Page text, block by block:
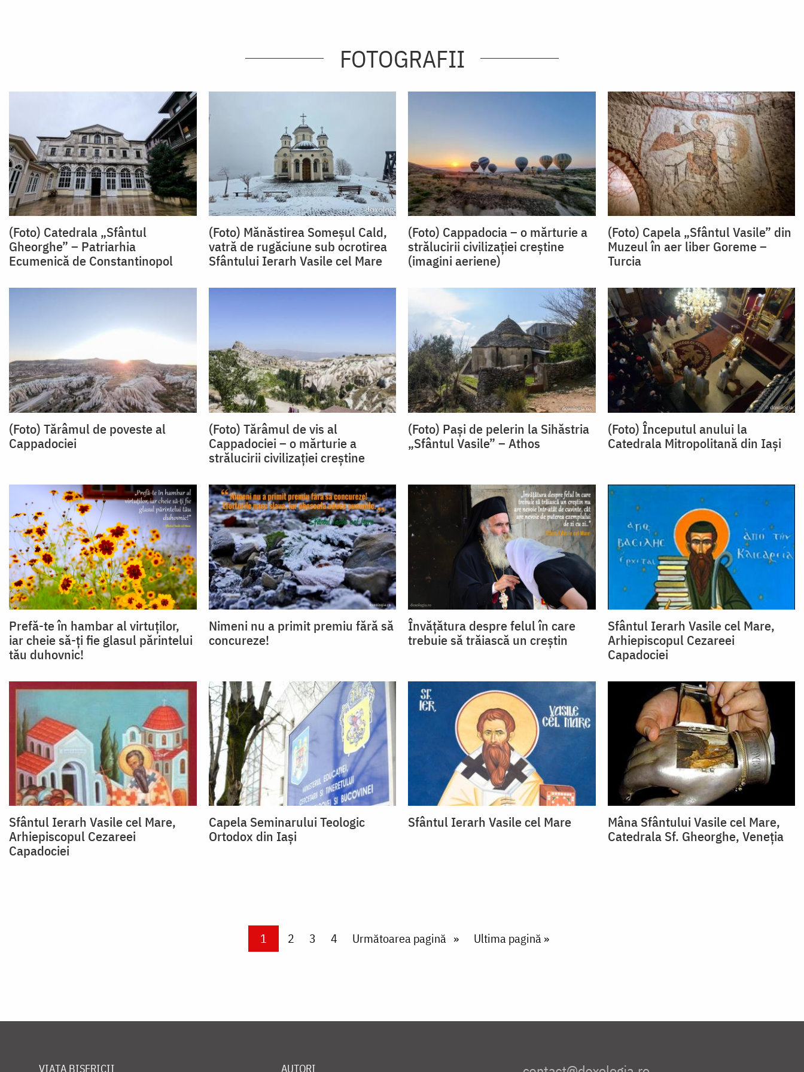
FOTOGRAFII
(Foto) Catedrala „Sfântul
Gheorghe” – Patriarhia
Ecumenică de Constantinopol
(Foto) Mănăstirea Someșul Cald,
vatră de rugăciune sub ocrotirea
Sfântului Ierarh Vasile cel Mare
(Foto) Cappadocia – o mărturie a
strălucirii civilizației creștine
(imagini aeriene)
(Foto) Capela „Sfântul Vasile” din
Muzeul în aer liber Goreme –
Turcia
(Foto) Tărâmul de poveste al
Cappadociei
(Foto) Tărâmul de vis al
Cappadociei – o mărturie a
strălucirii civilizației creștine
(Foto) Pași de pelerin la Sihăstria
„Sfântul Vasile” – Athos
(Foto) Începutul anului la
Catedrala Mitropolitană din Iași
Prefă-te în hambar al virtuţilor,
iar cheie să-ţi fie glasul părintelui
tău duhovnic!
Nimeni nu a primit premiu fără să
concureze!
Învățătura despre felul în care
trebuie să trăiască un creștin
Sfântul Ierarh Vasile cel Mare,
Arhiepiscopul Cezareei
Capadociei
Sfântul Ierarh Vasile cel Mare,
Arhiepiscopul Cezareei
Capadociei
Capela Seminarului Teologic
Ortodox din Iași
Sfântul Ierarh Vasile cel Mare
Mâna Sfântului Vasile cel Mare,
Catedrala Sf. Gheorghe, Veneția
Current page
1 Page
2 Page
3 Page
4 Next page
Următoarea pagină Last page
Ultima pagină »
VIAȚA BISERICII AUTORI